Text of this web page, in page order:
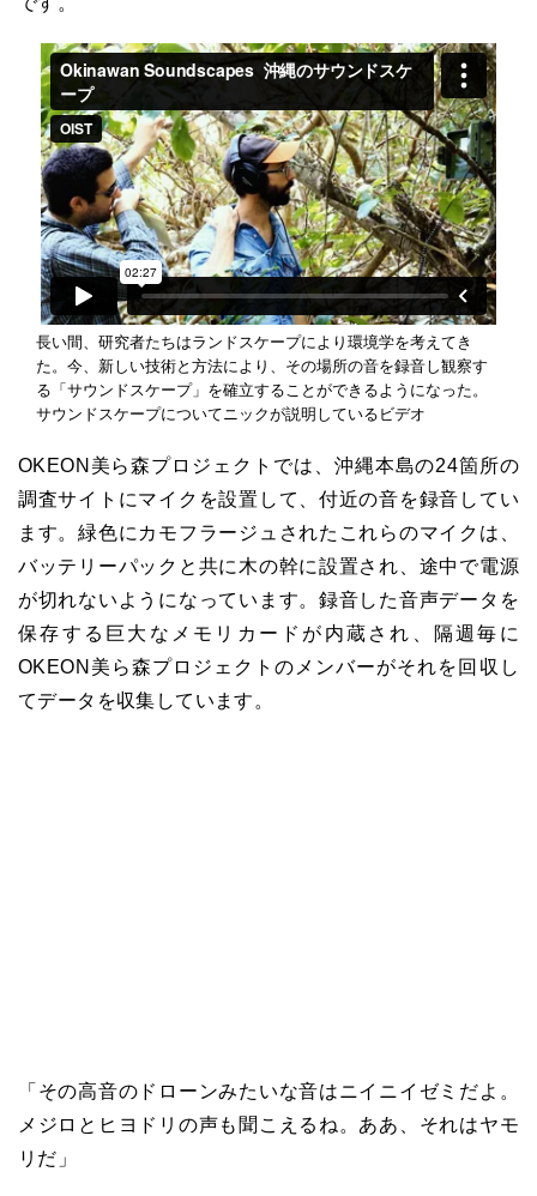
長い間、研究者たちはランドスケープにより環境学を考えてき
た。今、新しい技術と方法により、その場所の音を録音し観察す
る「サウンドスケープ」を確立することができるようになった。
サウンドスケープについてニックが説明しているビデオ
OKEON美ら森プロジェクトでは、沖縄本島の24箇所の
調査サイトにマイクを設置して、付近の音を録音してい
ます。緑色にカモフラージュされたこれらのマイクは、
バッテリーパックと共に木の幹に設置され、途中で電源
が切れないようになっています。録音した音声データを
保存する巨大なメモリカードが内蔵され、隔週毎に
OKEON美ら森プロジェクトのメンバーがそれを回収し
てデータを収集しています。
「その高音のドローンみたいな音はニイニイゼミだよ。
メジロとヒヨドリの声も聞こえるね。ああ、それはヤモ
リだ」